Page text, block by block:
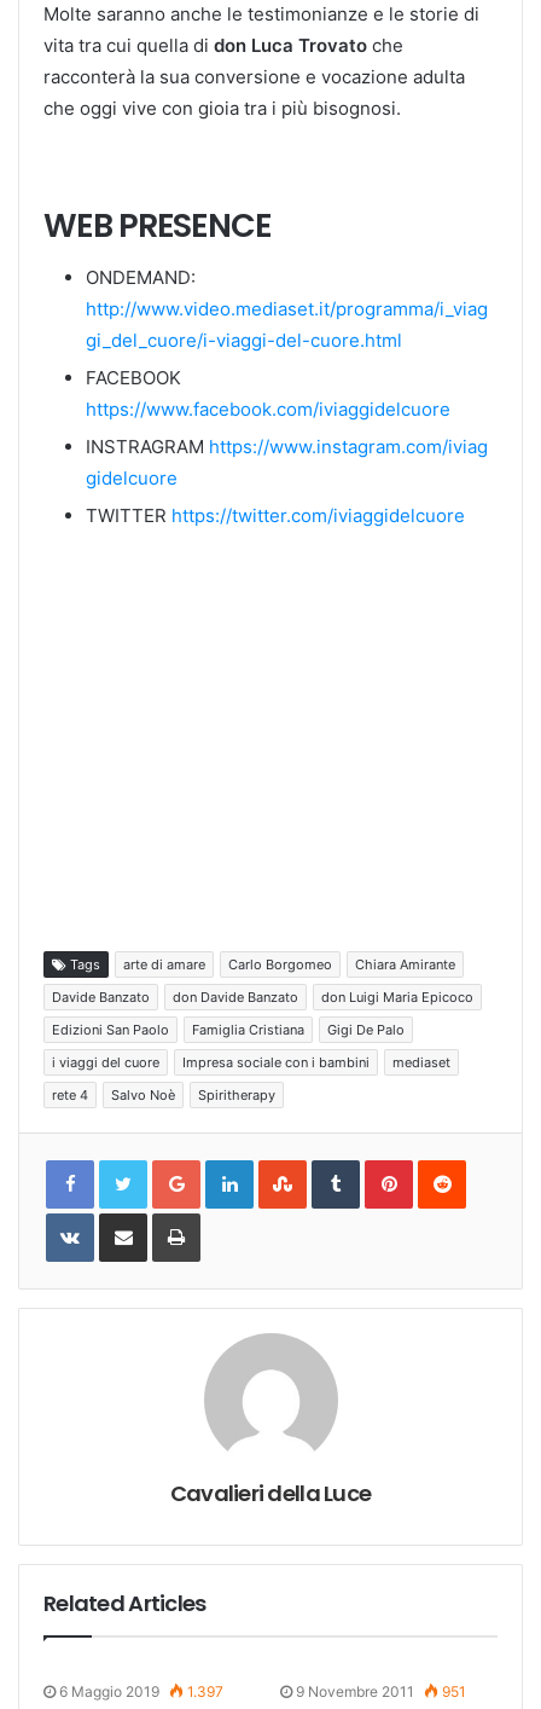
Molte saranno anche le testimonianze e le storie di
vita tra cui quella di don Luca Trovato che
racconterà la sua conversione e vocazione adulta
che oggi vive con gioia tra i più bisognosi.
WEB PRESENCE
ONDEMAND:
http://www.video.mediaset.it/programma/i_viag
gi_del_cuore/i-viaggi-del-cuore.html
FACEBOOK
https://www.facebook.com/iviaggidelcuore
INSTRAGRAM https://www.instagram.com/iviag
gidelcuore
TWITTER https://twitter.com/iviaggidelcuore
Tags arte di amare Carlo Borgomeo
Chiara Amirante
Davide Banzato
don Davide Banzato
don Luigi Maria Epicoco
Edizioni San Paolo
Famiglia Cristiana
Gigi De Palo
i viaggi del cuore
Impresa sociale con i bambini
mediaset
rete 4
Salvo Noè Spiritherapy
Google+LinkedInStumbleUpon
TumblrPinterestReddit
VKontakteShare
Email
Print
Cavalieri della Luce
Related Articles
6 Maggio 2019 1.397 9 Novembre 2011 951